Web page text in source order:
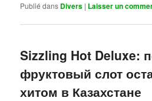
Publié dans Divers | Laisser un
Sizzling Hot Deluxe:
фруктовый слот
хитом в Казахстане